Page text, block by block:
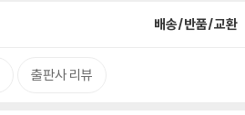
배송/반품/교환
출판사 리뷰